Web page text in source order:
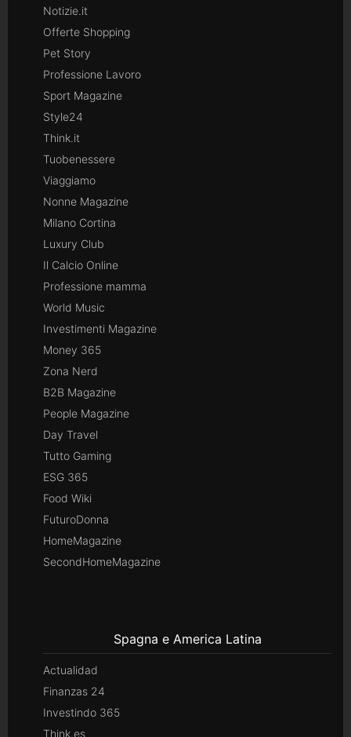
Notizie.it
Offerte Shopping
Pet Story
Professione Lavoro
Sport Magazine
Style24
Think.it
Tuobenessere
Viaggiamo
Nonne Magazine
Milano Cortina
Luxury Club
Il Calcio Online
Professione mamma
World Music
Investimenti Magazine
Money 365
Zona Nerd
B2B Magazine
People Magazine
Day Travel
Tutto Gaming
ESG 365
Food Wiki
FuturoDonna
HomeMagazine
SecondHomeMagazine
Spagna e America Latina
Actualidad
Finanzas 24
Investindo 365
Think.es